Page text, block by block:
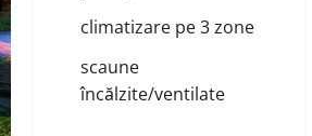
climatizare pe 3 zone
scaune
încălzite/ventilate